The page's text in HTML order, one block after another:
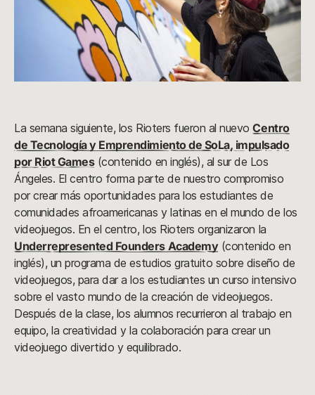
La semana siguiente, los Rioters fueron al nuevoCentro
de Tecnología y Emprendimiento de SoLa, impulsado
por Riot Games(contenido en inglés), al sur de Los
Ángeles. El centro forma parte de nuestro compromiso
por crear más oportunidades para los estudiantes de
comunidades afroamericanas y latinas en el mundo de los
videojuegos. En el centro, los Rioters organizaron la
Underrepresented Founders Academy(contenido en
inglés), un programa de estudios gratuito sobre diseño de
videojuegos, para dar a los estudiantes un curso intensivo
sobre el vasto mundo de la creación de videojuegos.
Después de la clase, los alumnos recurrieron al trabajo en
equipo, la creatividad y la colaboración para crear un
videojuego divertido y equilibrado.